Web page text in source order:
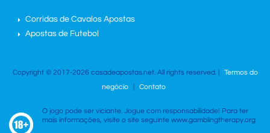
Corridas de Cavalos Apostas
Apostas de Futebol
Copyright © 2017-2026 casadeapostas.net. All rights reserved. |
Termos do
negócio
Contato
O jogo pode ser viciante. Jogue com responsabilidade! Para ter
mais informações, visite o site seguinte www.gamblingtherapy.org